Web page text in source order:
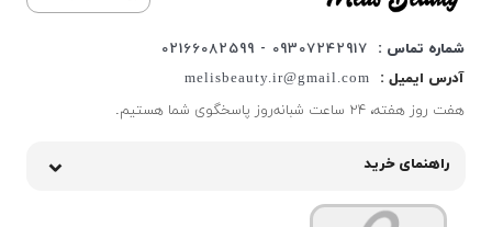
شماره تماس :
09307242917 - 02166082599
آدرس ایمیل :
melisbeauty.ir@gmail.com
هفت روز هفته، ۲۴ ساعت شبانه‌روز پاسخگوی شما هستیم.
راهنمای خرید